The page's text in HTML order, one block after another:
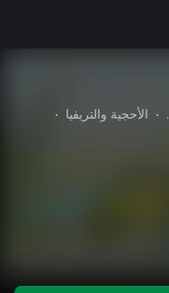
• الأحجية والتريفيا
•